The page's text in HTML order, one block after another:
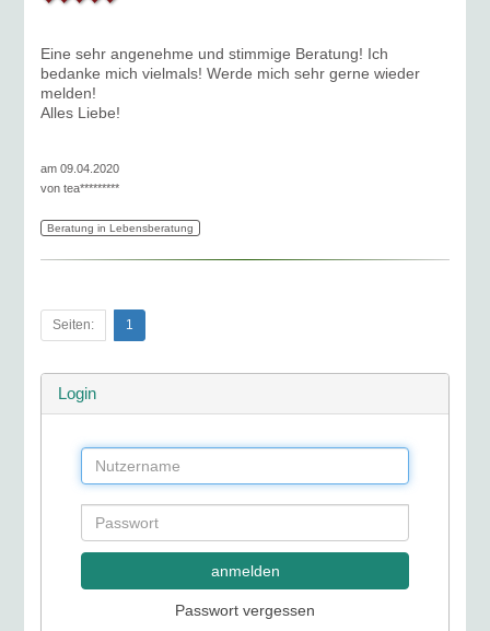
Eine sehr angenehme und stimmige Beratung! Ich
bedanke mich vielmals! Werde mich sehr gerne wieder
melden!
Alles Liebe!
am 09.04.2020
vontea*********
Beratung in Lebensberatung
Seiten: 1
Login
anmelden
Passwort vergessen